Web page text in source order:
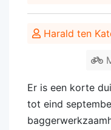
Harald ten
Er is een korte
tot eind